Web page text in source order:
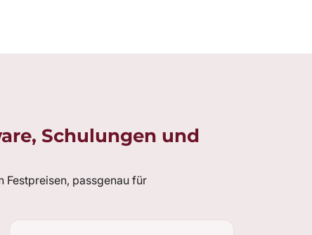
Schulungen und
Festpreisen, passgenau für